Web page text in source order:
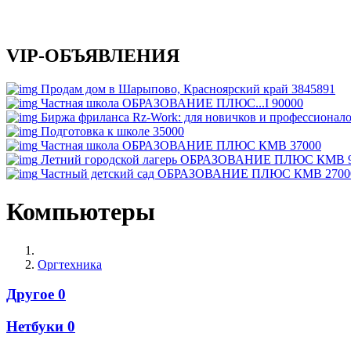
VIP-ОБЪЯВЛЕНИЯ
Продам дом в Шарыпово, Красноярский край 3845891
Частная школа ОБРАЗОВАНИЕ ПЛЮС...I 90000
Биржа фриланса Rz-Work: для новичков и
Подготовка к школе 35000
Частная школа ОБРАЗОВАНИЕ ПЛЮС КМВ 37000
Летний городской лагерь ОБРАЗОВАНИЕ ПЛЮС КМВ
Частный детский сад ОБРАЗОВАНИЕ ПЛЮС КМВ
Компьютеры
Оргтехника
Другое 0
Нетбуки 0